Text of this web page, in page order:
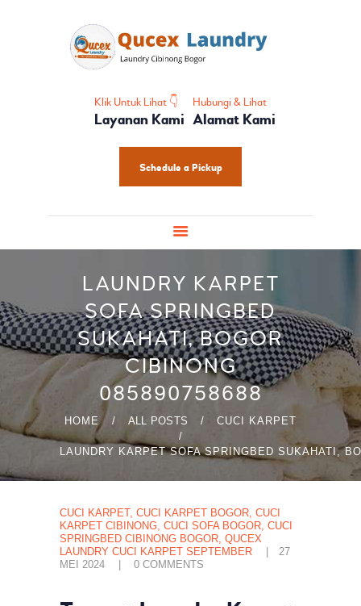
Klik Untuk Lihat 👇
Layanan Kami
Hubungi & Lihat
Alamat Kami
Schedule a Pickup
LAUNDRY KARPET
SOFA SPRINGBED
SUKAHATI, BOGOR
CIBINONG
085890758688
HOME ALL POSTS CUCI KARPET
LAUNDRY KARPET SOFA SPRINGBED SUKAHATI,
PROFIL
HOME CARE
SHOES CARE
BABY CARE
PAKET LAUNDRY
PELATIHAN
CUCI KARPET, CUCI KARPET BOGOR CUCI
KARPET CIBINONG CUCI SOFA BOGOR CUCI
SPRINGBED CIBINONG BOGOR QUCEX
LAUNDRY CUCI KARPET SEPTEMBER
27
MEI 2024
0 COMMENTS